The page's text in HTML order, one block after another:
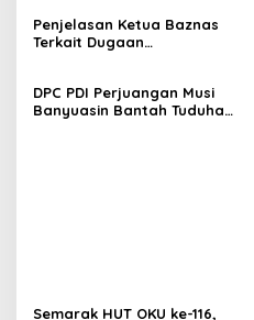
Penjelasan Ketua Baznas
Terkait Dugaan
Benar
DPC PDI Perjuangan Musi
Banyuasin Bantah Tuduhan
Semarak HUT OKU ke-116,